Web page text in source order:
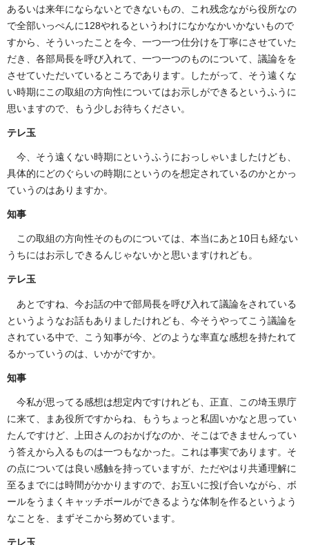
あるいは来年にならないとできないもの、これ残念ながら役所なの
で全部いっぺんに128やれるというわけになかなかいかないもので
すから、そういったことを今、一つ一つ仕分けを丁寧にさせていた
だき、各部局長を呼び入れて、一つ一つのものについて、議論をを
させていただいているところであります。したがって、そう遠くな
い時期にこの取組の方向性についてはお示しができるというふうに
思いますので、もう少しお待ちください。
テレ玉
今、そう遠くない時期にというふうにおっしゃいましたけども、
具体的にどのぐらいの時期にというのを想定されているのかとかっ
ていうのはありますか。
知事
この取組の方向性そのものについては、本当にあと10日も経ない
うちにはお示しできるんじゃないかと思いますけれども。
テレ玉
あとですね、今お話の中で部局長を呼び入れて議論をされている
というようなお話もありましたけれども、今そうやってこう議論を
されている中で、こう知事が今、どのような率直な感想を持たれて
るかっていうのは、いかがですか。
知事
今私が思ってる感想は想定内ですけれども、正直、この埼玉県庁
に来て、まあ役所ですからね、もうちょっと私固いかなと思ってい
たんですけど、上田さんのおかげなのか、そこはできませんってい
う答えから入るものは一つもなかった。これは事実であります。そ
の点については良い感触を持っていますが、ただやはり共通理解に
至るまでには時間がかかりますので、お互いに投げ合いながら、ボ
ールをうまくキャッチボールができるような体制を作るというよう
なことを、まずそこから努めています。
テレ玉